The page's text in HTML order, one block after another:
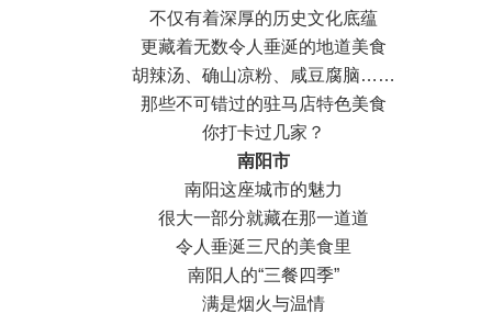
不仅有着深厚的历史文化底蕴
更藏着无数令人垂涎的地道美食
胡辣汤、确山凉粉、咸豆腐脑……
那些不可错过的驻马店特色美食
你打卡过几家？
南阳市
南阳这座城市的魅力
很大一部分就藏在那一道道
令人垂涎三尺的美食里
南阳人的“三餐四季”
满是烟火与温情